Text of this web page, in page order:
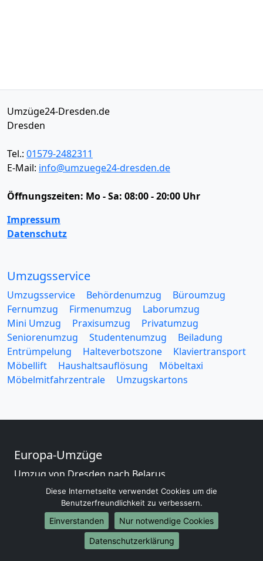
Umzüge24-Dresden.de
Dresden
Tel.: 01579-2482311
E-Mail: info@umzuege24-dresden.de
Öffnungszeiten: Mo - Sa: 08:00 - 20:00 Uhr
Impressum
Datenschutz
Umzugsservice
Umzugsservice Behördenumzug
Büroumzug
Fernumzug
Firmenumzug
Laborumzug
Mini Umzug
Praxisumzug
Privatumzug
Seniorenumzug
Studentenumzug
Beiladung
Entrümpelung
Halteverbotszone
Klaviertransport
Möbellift
Haushaltsauflösung
Möbeltaxi
Möbelmitfahrzentrale
Umzugskartons
Europa-Umzüge
Umzug von Dresden nach Belarus
Umzug von Dresden nach Belgien
Umzug von Dresden nach Bulgarien
Umzug von Dresden nach Dänemark
Umzug von Dresden nach England
Umzug von Dresden nach Portugal
Diese Internetseite verwendet Cookies um die
Benutzerfreundlichkeit zu verbessern.
Einverstanden
Nur notwendige Cookies
Datenschutzerklärung